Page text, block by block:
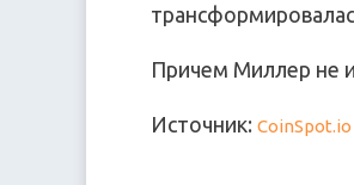
Причем Миллер не
Источник: CoinSpot.io